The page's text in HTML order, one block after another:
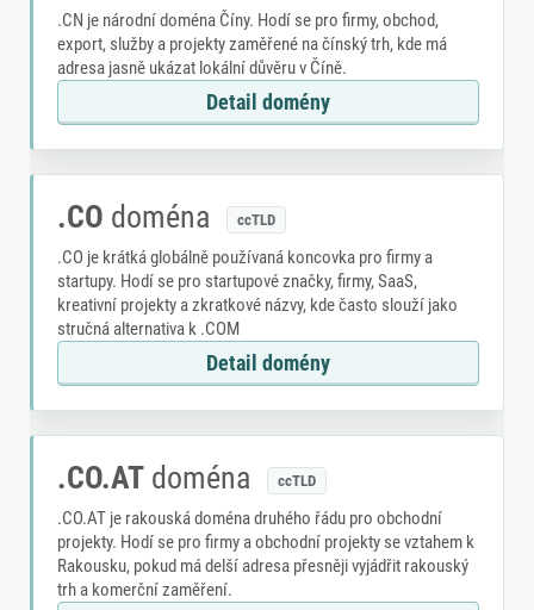
.CN je národní doména Číny. Hodí se pro firmy, obchod,
export, služby a projekty zaměřené na čínský trh, kde má
adresa jasně ukázat lokální důvěru v Číně.
Detail domény
.CO doména ccTLD
.CO je krátká globálně používaná koncovka pro firmy a
startupy. Hodí se pro startupové značky, firmy, SaaS,
kreativní projekty a zkratkové názvy, kde často slouží jako
stručná alternativa k .COM
Detail domény
.CO.AT doména ccTLD
.CO.AT je rakouská doména druhého řádu pro obchodní
projekty. Hodí se pro firmy a obchodní projekty se vztahem k
Rakousku, pokud má delší adresa přesněji vyjádřit rakouský
trh a komerční zaměření.